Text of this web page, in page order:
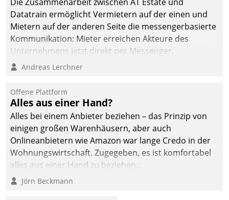
Datatrain ermöglicht Vermietern auf der einen und
Mietern auf der anderen Seite die messengerbasierte
Kommunikation: Mieter erreichen Akteure des
Unternehmens jetzt direkt per Messenger,
Mitarbeiter oder Dienstleister empfangen oder
Andreas Lerchner
Offene Plattform
Alles aus einer Hand?
Alles bei einem Anbieter beziehen – das Prinzip von
einigen großen Warenhäusern, aber auch
Onlineanbietern wie Amazon war lange Credo in der
Wohnungswirtschaft. Zugegeben, es ist komfortabel
alles aus einer Hand zu beziehen...
Jörn Beckmann